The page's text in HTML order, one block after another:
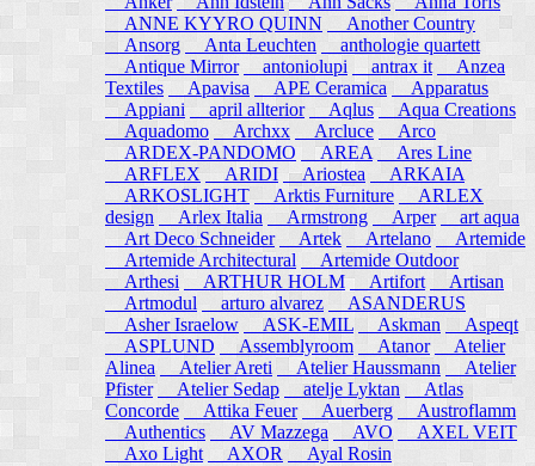
ANNE KYYRO QUINN
Another Country
Ansorg
Anta Leuchten
anthologie quartett
Antique Mirror
antoniolupi antrax it
Anzea
Textiles
Apavisa APE Ceramica
Apparatus
Appiani
april allterior Aqlus Aqua Creations
Aquadomo
Archxx Arcluce
Arco
ARDEX-PANDOMO
AREA
Ares Line
ARFLEX
ARIDI Ariostea
ARKAIA
ARKOSLIGHT
Arktis Furniture
ARLEX
design
Arlex Italia Armstrong Arper
art aqua
Art Deco Schneider
Artek Artelano
Artemide
Artemide Architectural
Artemide Outdoor
Arthesi
ARTHUR HOLM Artifort
Artisan
Artmodul
arturo alvarez
ASANDERUS
Asher Israelow
ASK-EMIL Askman
Aspeqt
ASPLUND
Assemblyroom Atanor
Atelier
Alinea
Atelier Areti Atelier Haussmann
Atelier
Pfister
Atelier Sedap atelje Lyktan
Atlas
Concorde
Attika Feuer Auerberg
Austroflamm
Authentics
AV Mazzega AVO
AXEL VEIT
Axo Light
AXOR Ayal Rosin